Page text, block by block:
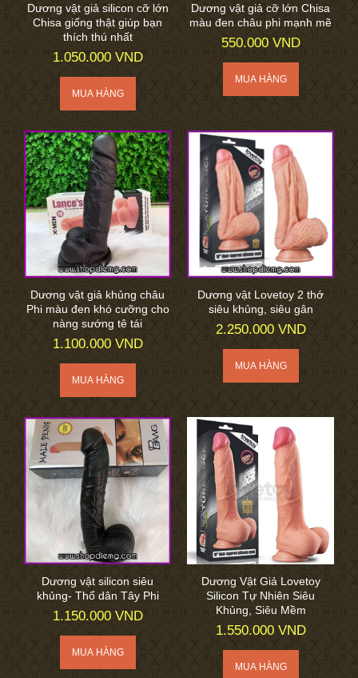
Dương vật giả silicon cỡ lớn
Chisa giống thật giúp bạn
thích thú nhất
1.050.000 VND
Dương vật giả cỡ lớn Chisa
màu đen châu phi mạnh mẽ
550.000 VND
Dương vật giả khủng châu
Phi màu đen khó cưỡng cho
nàng sướng tê tái
1.100.000 VND
Dương vật Lovetoy 2 thớ
siêu khủng, siêu gân
2.250.000 VND
Dương vật silicon siêu
khủng- Thổ dân Tây Phi
1.150.000 VND
Dương Vật Giả Lovetoy
Silicon Tự Nhiên Siêu
Khủng, Siêu Mềm
1.550.000 VND